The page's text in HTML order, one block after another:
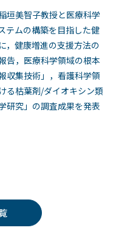
垣美智子教授と医療科学
テムの構築を目指した健
，健康増進の支援方法の
告，医療科学領域の根本
収集技術」，看護科学領
る枯葉剤/ダイオキシン類
研究」の調査成果を発表